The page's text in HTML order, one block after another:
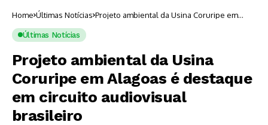
Home Últimas Notícias Projeto ambiental da Usina Coruripe em
Alagoas é destaque em circuito audiovisual
Últimas Notícias
Projeto ambiental da Usina
Coruripe em Alagoas é destaque
em circuito audiovisual
brasileiro